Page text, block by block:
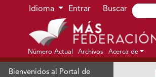
Ir al menú de navegación principal
Ir al contenido principal
Ir al pie de página del sitio
Idioma Entrar Buscar
Número Actual Archivos Acerca de
Bienvenidos al Portal de